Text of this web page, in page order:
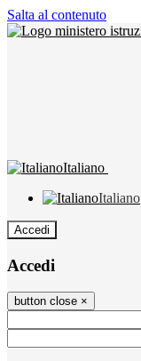
Salta al contenuto
Italiano
Italiano
Accedi
Accedi
button close ×